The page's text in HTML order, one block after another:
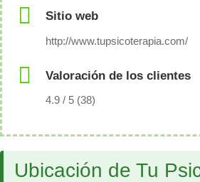
Sitio web
http://www.tupsicoterapia.com/
Valoración de los clientes
4.9 / 5 (38)
Ubicación de Tu